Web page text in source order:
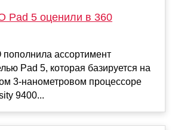
Pad 5 оценили в 360
ассортимент
Pad 5, которая базируется на
3-нанометровом процессоре
9400...